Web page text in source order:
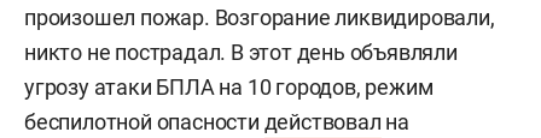
произошел пожар. Возгорание ликвидировали,
никто не пострадал. В этот день объявляли
угрозу атаки БПЛА на 10 городов, режим
беспилотной опасности действовал на